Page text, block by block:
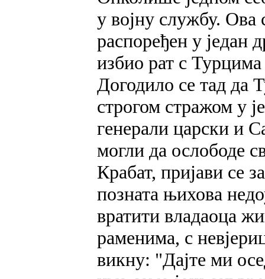
у војну службу. Ова
распоређен у један
избио рат с
Догодило се тад да
строгом стражом у
генерали царски и
могли да ослободе
Крабат, пријави се
позната њихова
вратити владаоца
раменима, с
викну: "Дајте ми